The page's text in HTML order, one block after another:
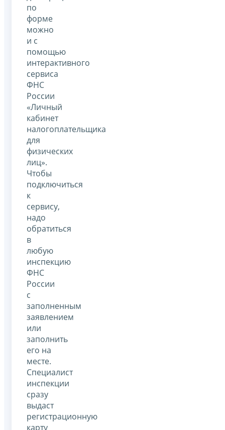
по
форме
можно
и с
помощью
интерактивного
сервиса
ФНС
России
«Личный
кабинет
налогоплательщика
для
физических
лиц».
Чтобы
подключиться
к
сервису,
надо
обратиться
в
любую
инспекцию
ФНС
России
с
заполненным
заявлением
или
заполнить
его на
месте.
Специалист
инспекции
сразу
выдаст
регистрационную
карту